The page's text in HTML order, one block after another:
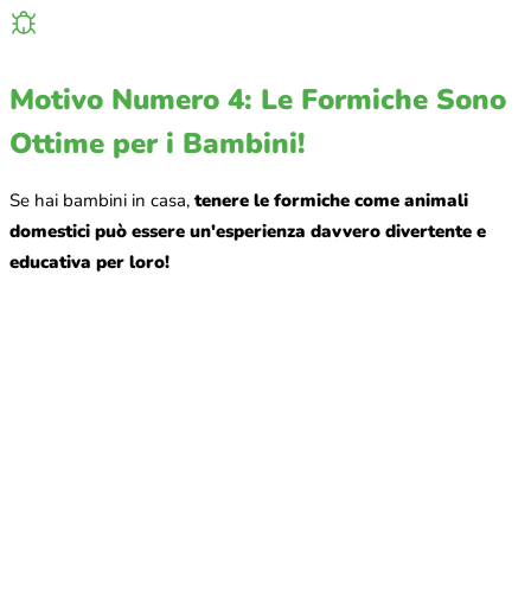
Motivo Numero 4: Le Formiche Sono
Ottime per i Bambini!
Se hai bambini in casa,tenere le formiche come animali
domestici può essere un'esperienza davvero divertente e
educativa per loro!